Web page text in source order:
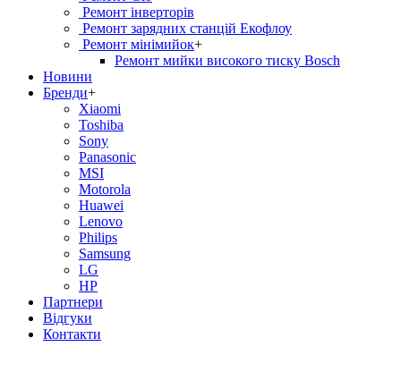
Ремонт інверторів
Ремонт зарядних станцій Екофлоу
Ремонт мiнiмийок+
Ремонт мийки високого тиску Bosch
Новини
Бренди+
Xiaomi
Toshiba
Sony
Panasonic
MSI
Motorola
Huawei
Lenovo
Philips
Samsung
LG
HP
Партнери
Вiдгуки
Контакти